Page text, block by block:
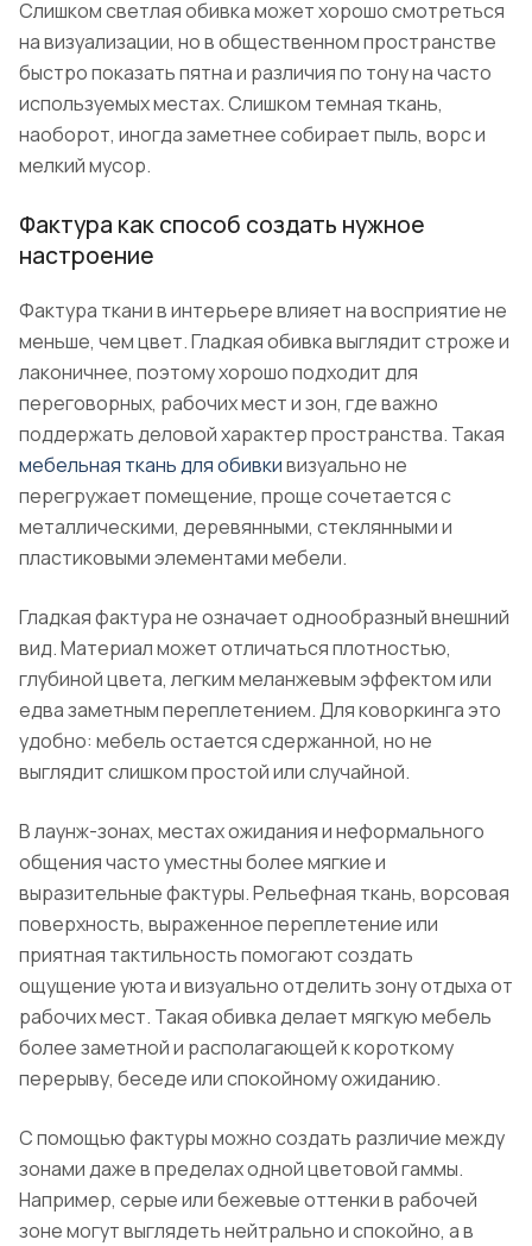
Слишком светлая обивка может хорошо смотреться
на визуализации, но в общественном пространстве
быстро показать пятна и различия по тону на часто
используемых местах. Слишком темная ткань,
наоборот, иногда заметнее собирает пыль, ворс и
мелкий мусор.
Фактура как способ создать нужное
настроение
Фактура ткани в интерьере влияет на восприятие не
меньше, чем цвет. Гладкая обивка выглядит строже и
лаконичнее, поэтому хорошо подходит для
переговорных, рабочих мест и зон, где важно
поддержать деловой характер пространства. Такая
мебельная ткань для обивкивизуально не
перегружает помещение, проще сочетается с
металлическими, деревянными, стеклянными и
пластиковыми элементами мебели.
Гладкая фактура не означает однообразный внешний
вид. Материал может отличаться плотностью,
глубиной цвета, легким меланжевым эффектом или
едва заметным переплетением. Для коворкинга это
удобно: мебель остается сдержанной, но не
выглядит слишком простой или случайной.
В лаунж-зонах, местах ожидания и неформального
общения часто уместны более мягкие и
выразительные фактуры. Рельефная ткань, ворсовая
поверхность, выраженное переплетение или
приятная тактильность помогают создать
ощущение уюта и визуально отделить зону отдыха от
рабочих мест. Такая обивка делает мягкую мебель
более заметной и располагающей к короткому
перерыву, беседе или спокойному ожиданию.
С помощью фактуры можно создать различие между
зонами даже в пределах одной цветовой гаммы.
Например, серые или бежевые оттенки в рабочей
зоне могут выглядеть нейтрально и спокойно, а в